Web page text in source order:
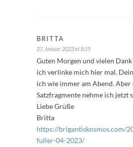
BRITTA
27. Januar 2023 at 8:15
Guten Morgen und vielen
ich verlinke mich hier mal.
ich wie immer am Abend. Aber
Satzfragmente nehme ich jetzt
Liebe Grüße
Britta
https://brigantiskosmos.com/
fuller-04-2023/